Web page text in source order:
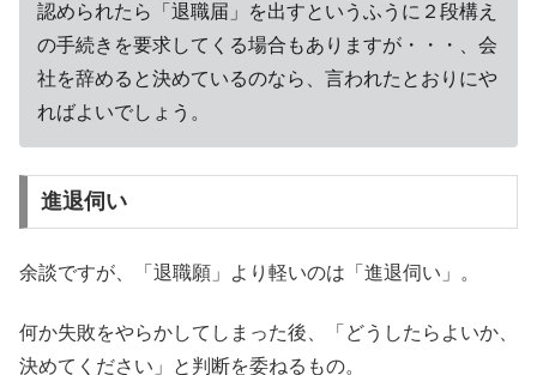
認められたら「退職届」を出すというふうに２段構え
の手続きを要求してくる場合もありますが・・・、会
社を辞めると決めているのなら、言われたとおりにや
ればよいでしょう。
進退伺い
余談ですが、「退職願」より軽いのは「進退伺い」。
何か失敗をやらかしてしまった後、「どうしたらよいか、
決めてください」と判断を委ねるもの。